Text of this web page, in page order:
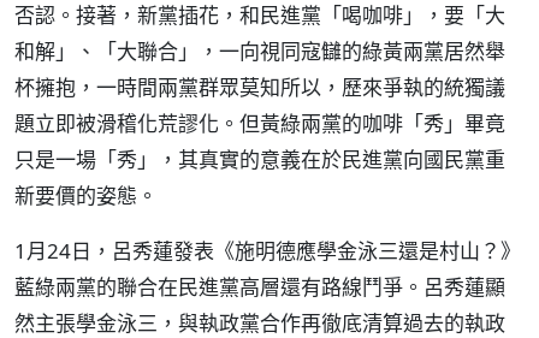
否認。接著，新黨插花，和民進黨「喝咖啡」，要「大
和解」、「大聯合」，一向視同寇讎的綠黃兩黨居然舉
杯擁抱，一時間兩黨群眾莫知所以，歷來爭執的統獨議
題立即被滑稽化荒謬化。但黃綠兩黨的咖啡「秀」畢竟
只是一場「秀」，其真實的意義在於民進黨向國民黨重
新要價的姿態。
1月24日，呂秀蓮發表《施明德應學金泳三還是村山？》
藍綠兩黨的聯合在民進黨高層還有路線鬥爭。呂秀蓮顯
然主張學金泳三，與執政黨合作再徹底清算過去的執政